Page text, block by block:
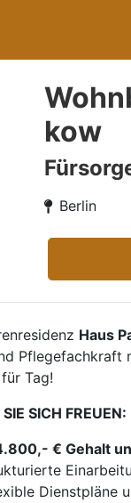
kow
Berlin
Haus
Pflegefachkraft
Tag!
SICH FREUEN:
€ Gehalt
Dienstpläne